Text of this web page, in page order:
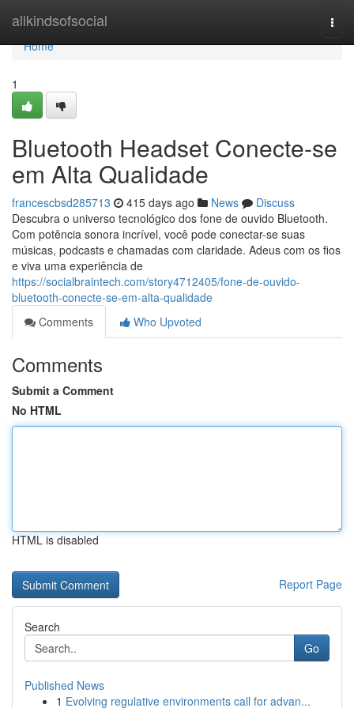
allkindsofsocial
Home
Home
1
Bluetooth Headset Conecte-se
em Alta Qualidade
francescbsd285713 415 days ago News
Discuss
Descubra o universo tecnológico dos fone de ouvido Bluetooth.
Com potência sonora incrível, você pode conectar-se suas
músicas, podcasts e chamadas com claridade. Adeus com os fios
e viva uma experiência de
https://socialbraintech.com/story4712405/fone-de-ouvido-
bluetooth-conecte-se-em-alta-qualidade
Comments
Who Upvoted
Comments
Submit a Comment
No HTML
HTML is disabled
Report Page
Search
Go
Published News
1 Evolving regulative environments call for advan...